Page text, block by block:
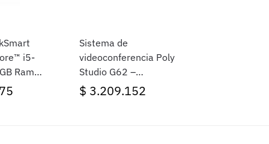
i5-
Ram,
Sistema de
videoconferencia Poly
Studio G62 –
99T09AA
$ 3.209.152